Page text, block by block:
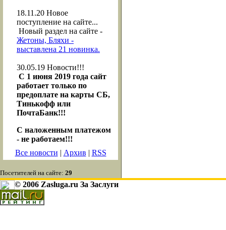
18.11.20 Новое
поступление на сайте...
Новый раздел на сайте -
Жетоны, Бляхи -
выставлена 21 новинка.
30.05.19 Новости!!!
С 1 июня 2019 года сайт
работает только по
предоплате на карты СБ,
Тинькофф или
ПочтаБанк!!!
С наложенным платежом
- не работаем!!!
Все новости | Архив | RSS
Посетителей на сайте: 29
© 2006 Zasluga.ru За Заслуги